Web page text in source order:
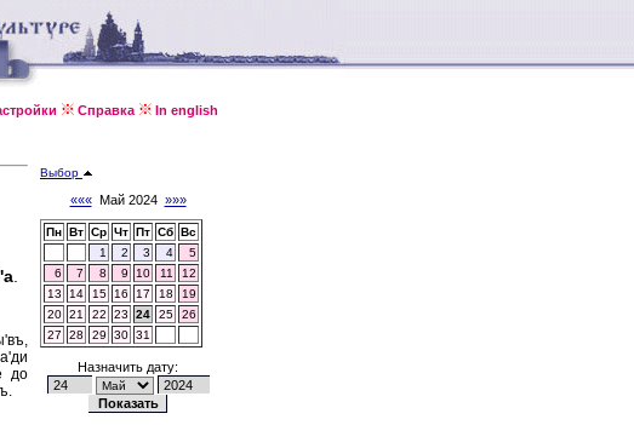
Справка In english
до
Выбор
«««Май 2024 »»»
Пн Вт Ср Чт Пт Сб Вс
1
2 3 4
5
6
7 8 9 10 11
12
13
14 15 16 17 18
19
20 21 22 23 24 25
26
27
28 29 30 31
Назначить дату: